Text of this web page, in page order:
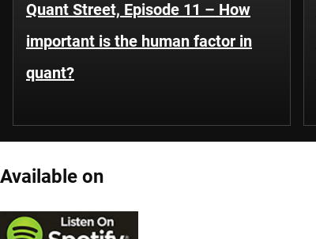
Quant Street, Episode 11 – How
important is the human factor in
quant?
Available on